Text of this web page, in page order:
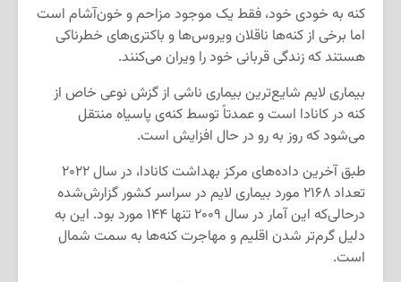
کنه به خودی خود، فقط یک موجود مزاحم و خون‌آشام است
اما برخی از کنه‌ها ناقلان ویروس‌ها و باکتری‌های خطرناکی
هستند که زندگی قربانی خود را ویران می‌کنند.
بیماری لایم شایع‌ترین بیماری ناشی از گزش نوعی خاص از
کنه در کانادا است و عمدتاً توسط کنه‌ی پاسیاه منتقل
می‌شود که روز به رو در حال افزایش است.
طبق آخرین داده‌های مرکز بهداشت کانادا، در سال ۲۰۲۲
تعداد ۲۱۶۸ مورد بیماری لایم در سراسر کشور گزارش‌شده
درحالی‌که این آمار در سال ۲۰۰۹ تنها ۱۴۴ مورد بود. این به
دلیل گرم‌تر شدن اقلیم و مهاجرت کنه‌ها به سمت شمال
است.